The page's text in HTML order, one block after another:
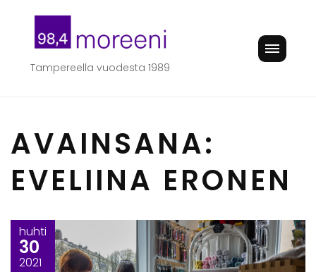
content
Tampereella vuodesta 1989
AVAINSANA:
EVELIINA ERONEN
huhti
30
2021